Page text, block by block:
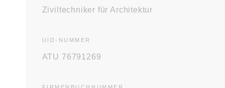
Ziviltechniker für Architektur
UID-NUMMER
ATU 76791269